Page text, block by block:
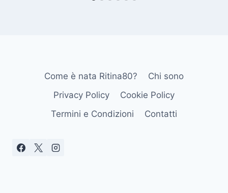
Come è nata Ritina80?
Chi sono
Privacy Policy
Cookie Policy
Termini e Condizioni
Contatti